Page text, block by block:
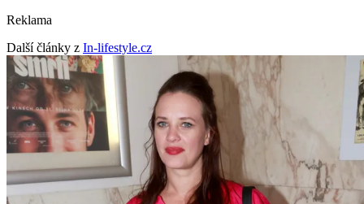
Reklama
Další články z In-lifestyle.cz